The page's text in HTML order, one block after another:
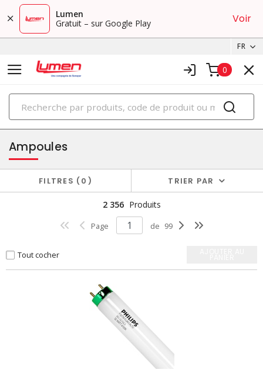
Lumen
Gratuit – sur Google Play
Voir
FR
0
PRODUITS
éclairage
Ampoules
FILTRES 0 TRIER PAR
2 356 Produits
Page de 99
Tout cocher